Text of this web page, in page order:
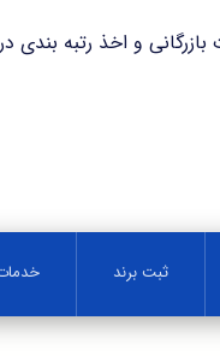
اخذ رتبه بندی در کمترین
ثبت برند